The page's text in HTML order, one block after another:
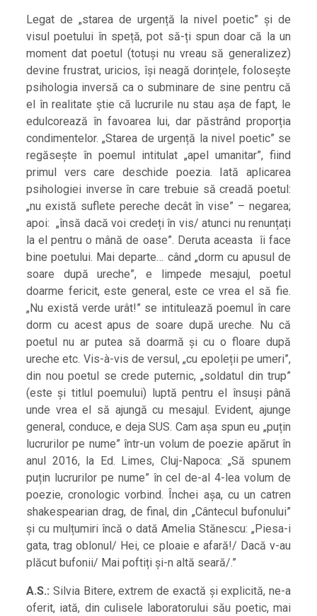
Legat de „starea de urgență la nivel poetic” și de
visul poetului în speță, pot să-ți spun doar că la un
moment dat poetul (totuși nu vreau să generalizez)
devine frustrat, uricios, își neagă dorințele, folosește
psihologia inversă ca o subminare de sine pentru că
el în realitate știe că lucrurile nu stau așa de fapt, le
edulcorează în favoarea lui, dar păstrând proporția
condimentelor. „Starea de urgență la nivel poetic” se
regăsește în poemul intitulat „apel umanitar”, fiind
primul vers care deschide poezia. Iată aplicarea
psihologiei inverse în care trebuie să creadă poetul:
„nu există suflete pereche decât în vise” – negarea;
apoi: „însă dacă voi credeți în vis/ atunci nu renunțați
la el pentru o mână de oase”. Deruta aceasta îi face
bine poetului. Mai departe… când „dorm cu apusul de
soare după ureche”, e limpede mesajul, poetul
doarme fericit, este general, este ce vrea el să fie.
„Nu există verde urât!” se intitulează poemul în care
dorm cu acest apus de soare după ureche. Nu că
poetul nu ar putea să doarmă și cu o floare după
ureche etc. Vis-à-vis de versul, „cu epoleții pe umeri”,
din nou poetul se crede puternic, „soldatul din trup”
(este și titlul poemului) luptă pentru el însuși până
unde vrea el să ajungă cu mesajul. Evident, ajunge
general, conduce, e deja SUS. Cam așa spun eu „puțin
lucrurilor pe nume” într-un volum de poezie apărut în
anul 2016, la Ed. Limes, Cluj-Napoca: „Să spunem
puțin lucrurilor pe nume” în cel de-al 4-lea volum de
poezie, cronologic vorbind. Închei așa, cu un catren
shakespearian drag, de final, din „Cântecul bufonului”
și cu mulțumiri încă o dată Amelia Stănescu: „Piesa-i
gata, trag oblonul/ Hei, ce ploaie e afară!/ Dacă v-au
plăcut bufonii/ Mai poftiți și-n altă seară/.”
A.S.: Silvia Bitere, extrem de exactă și explicită, ne-a
oferit, iată, din culisele laboratorului său poetic, mai